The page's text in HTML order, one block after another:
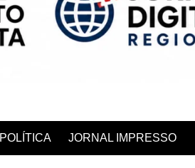
POLÍTICA JORNAL IMPRESSO